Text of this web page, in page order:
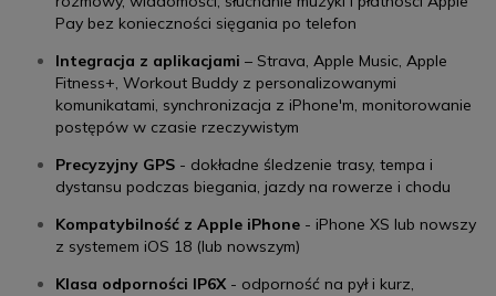
Pay bez konieczności sięgania po telefon
Integracja z aplikacjami – Strava, Apple Music, Apple
Fitness+, Workout Buddy z personalizowanymi
komunikatami, synchronizacja z iPhone'm, monitorowanie
postępów w czasie rzeczywistym
Precyzyjny GPS- dokładne śledzenie trasy, tempa i
dystansu podczas biegania, jazdy na rowerze i chodu
Kompatybilność z Apple iPhone- iPhone XS lub nowszy
z systemem iOS 18 (lub nowszym)
Klasa odporności IP6X- odporność na pył i kurz,